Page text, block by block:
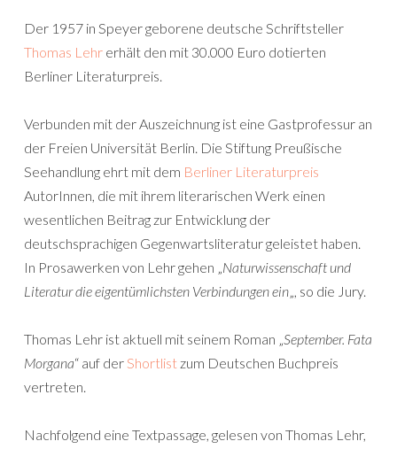
Der 1957 in Speyer geborene deutsche Schriftsteller
Thomas Lehr erhält den mit 30.000 Euro dotierten
Berliner Literaturpreis.
Verbunden mit der Auszeichnung ist eine Gastprofessur an
der Freien Universität Berlin. Die Stiftung Preußische
Seehandlung ehrt mit dem Berliner Literaturpreis
AutorInnen, die mit ihrem literarischen Werk einen
wesentlichen Beitrag zur Entwicklung der
deutschsprachigen Gegenwartsliteratur geleistet haben.
In Prosawerken von Lehr gehen „Naturwissenschaft und
Literatur die eigentümlichsten Verbindungen ein„, so die Jury.
Thomas Lehr ist aktuell mit seinem Roman „September. Fata
Morgana“ auf derShortlist zum Deutschen Buchpreis
vertreten.
Nachfolgend eine Textpassage, gelesen von Thomas Lehr,